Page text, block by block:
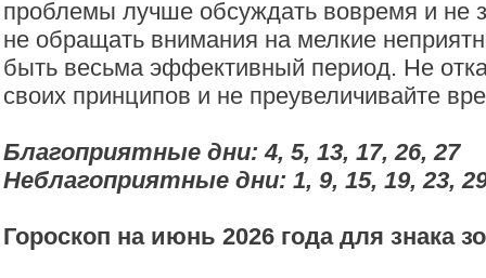
проблемы лучше обсуждать вовремя и не
не обращать внимания на мелкие
быть весьма эффективный период. Не
своих принципов и не преувеличивайте
Благоприятные дни: 4, 5, 13, 17, 26, 27
Неблагоприятные дни: 1, 9, 15, 19, 23,
Гороскоп на июнь 2026 года для знака